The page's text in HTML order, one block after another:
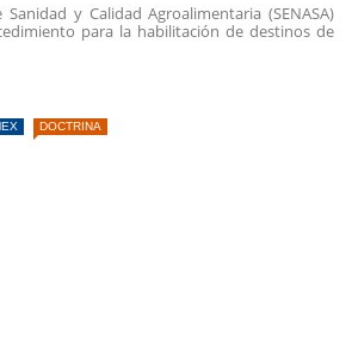
y Calidad Agroalimentaria (SENASA)
para la habilitación de destinos de
DOCTRINA